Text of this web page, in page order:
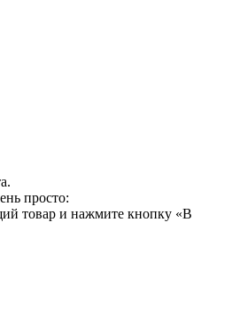
просто:
товар и нажмите кнопку «В